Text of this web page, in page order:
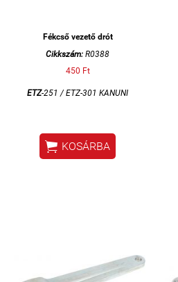
Fékcső vezető drót
Cikkszám: R0388
450 Ft
ETZ-251 /ETZ-301 KANUNI
 KOSÁRBA